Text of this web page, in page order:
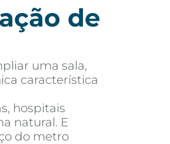
de
uma sala,
característica
hospitais
natural. E
do metro